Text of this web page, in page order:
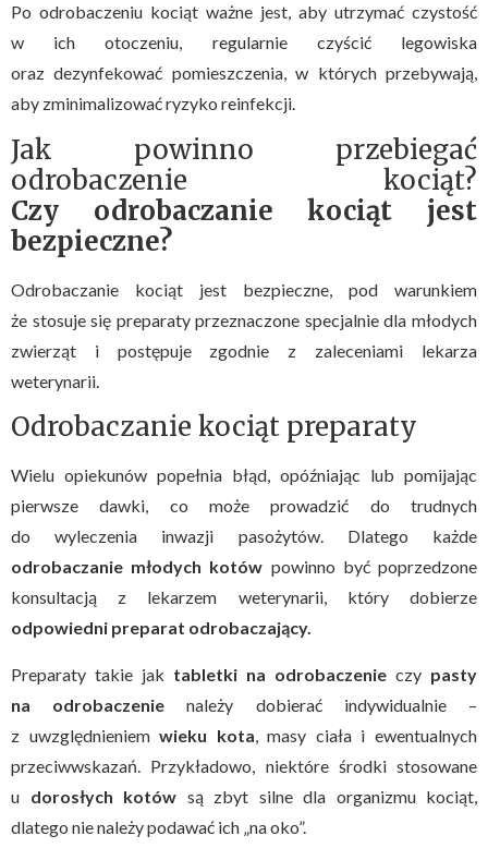
Po odrobaczeniu kociąt ważne jest, aby utrzymać czystość
w ich otoczeniu, regularnie czyścić legowiska
oraz dezynfekować pomieszczenia, w których przebywają,
aby zminimalizować ryzyko reinfekcji.
Jak powinno przebiegać
odrobaczenie kociąt?
Czy odrobaczanie kociąt jest
bezpieczne?
Odrobaczanie kociąt jest bezpieczne, pod warunkiem
że stosuje się preparaty przeznaczone specjalnie dla młodych
zwierząt i postępuje zgodnie z zaleceniami lekarza
weterynarii.
Odrobaczanie kociąt preparaty
Wielu opiekunów popełnia błąd, opóźniając lub pomijając
pierwsze dawki, co może prowadzić do trudnych
do wyleczenia inwazji pasożytów. Dlatego każde
odrobaczanie młodych kotów powinno być poprzedzone
konsultacją z lekarzem weterynarii, który dobierze
odpowiedni preparat odrobaczający.
Preparaty takie jak tabletki na odrobaczenie czy pasty
na odrobaczenie należy dobierać indywidualnie –
z uwzględnieniemwieku kota , masy ciała i ewentualnych
przeciwwskazań. Przykładowo, niektóre środki stosowane
u dorosłych kotów są zbyt silne dla organizmu kociąt,
dlatego nie należy podawać ich „na oko”.